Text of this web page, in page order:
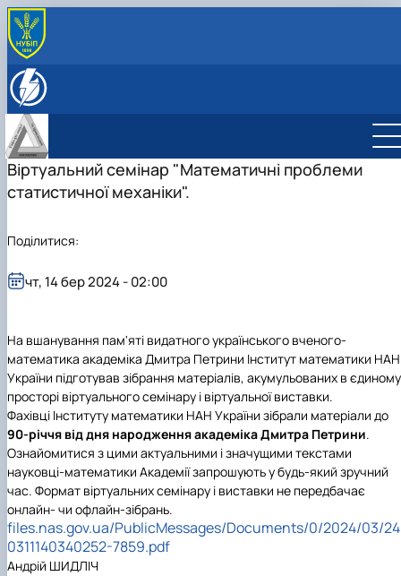
ПРО КАФЕДРУ
Навчально-методичне забезпечення дисциплін:
Сертифікатні програми
СПЕЦІАЛЬНІ РОЗДІЛИ ВИЩОЇ
МАТЕМАТИКИ
НАУКОВИЙ ГУРТОК «МАТЕМАТИКА У СВІТІ
ТЕХНОЛОГІЙ»
НАУКОВИЙ ГУРТОК «НЕСТАНДАРТНІ
НАУКОВИЙ ГУРТОК «ВИЩА МАТЕМАТИКА»
Віртуальний семінар "Математичні проблеми
статистичної механіки".
На вшанування пам'яті видатного українського вченого-
математика академіка Дмитра Петрини Інститут математики НАН
України підготував зібрання матеріалів, акумульованих в єдиному
просторі віртуального семінару і віртуальної виставки.
Фахівці Інституту математики НАН України зібрали матеріали до
90-річчя від дня народження академіка Дмитра Петрини.
Ознайомитися з цими актуальними і значущими текстами
науковці-математики Академії запрошують у будь-який зручний
час. Формат віртуальних семінару і виставки не передбачає
онлайн- чи офлайн-зібрань.
files.nas.gov.ua/PublicMessages/Documents/0/2024/03/24
0311140340252-7859.pdf
Андрій ШИДЛІЧ
чт, 14 бер 2024 - 02:00
Поділитися: